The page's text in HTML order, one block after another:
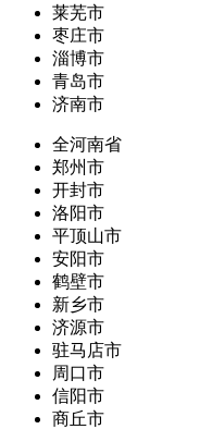
莱芜市
枣庄市
淄博市
青岛市
济南市
全河南省
郑州市
开封市
洛阳市
平顶山市
安阳市
鹤壁市
新乡市
济源市
驻马店市
周口市
信阳市
商丘市